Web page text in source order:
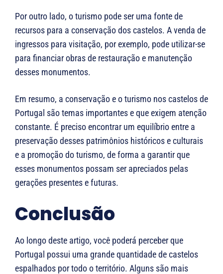
Por outro lado, o turismo pode ser uma fonte de
recursos para a conservação dos castelos. A venda de
ingressos para visitação, por exemplo, pode utilizar-se
para financiar obras de restauração e manutenção
desses monumentos.
Em resumo, a conservação e o turismo nos castelos de
Portugal são temas importantes e que exigem atenção
constante. É preciso encontrar um equilíbrio entre a
preservação desses patrimônios históricos e culturais
e a promoção do turismo, de forma a garantir que
esses monumentos possam ser apreciados pelas
gerações presentes e futuras.
Conclusão
Ao longo deste artigo, você poderá perceber que
Portugal possui uma grande quantidade de castelos
espalhados por todo o território. Alguns são mais